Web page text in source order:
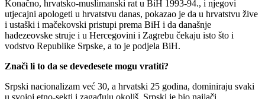
Konačno, hrvatsko-muslimanski rat u BiH 1993-94., i njegovi
utjecajni apologeti u hrvatstvu danas, pokazao je da u hrvatstvu žive
i ustaški i mačekovski pristupi prema BiH i da današnje
hadezeovske struje i u Hercegovini i Zagrebu čekaju isto što i
vodstvo Republike Srpske, a to je podjela BiH.
Znači li to da se devedesete mogu vratiti?
Srpski nacionalizam već 30, a hrvatski 25 godina, dominiraju svaki
u svojoj etno-sekti i zagađuju okoliš. Srpski je bio najjači